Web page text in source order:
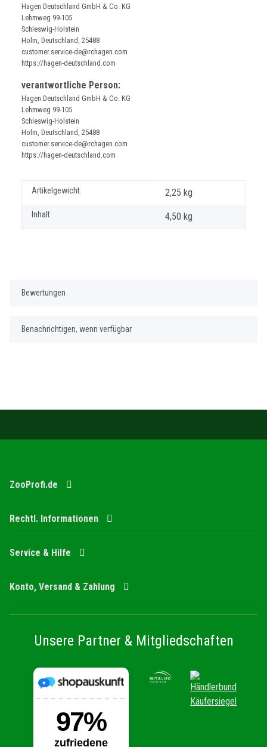
Hagen Deutschland GmbH & Co. KG
Lehmweg 99-105
Schleswig-Holstein
Holm, Deutschland, 25488
customer.service-de@rchagen.com
https://hagen-deutschland.com
verantwortliche Person:
Hagen Deutschland GmbH & Co. KG
Lehmweg 99-105
Schleswig-Holstein
Holm, Deutschland, 25488
customer.service-de@rchagen.com
https://hagen-deutschland.com
Produkteigenschaft
Wert
Artikelgewicht: 2,25 kg
Inhalt: 4,50 kg
Bewertungen
Benachrichtigen, wenn verfügbar
ZooProfi.de
Rechtl. Informationen
Service & Hilfe
Konto, Versand & Zahlung
Unsere Partner & Mitgliedschaften